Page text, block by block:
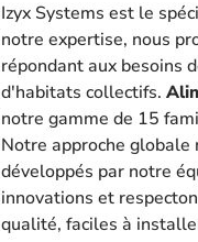
Izyx Systems est le
notre expertise, nous
répondant aux besoins
d'habitats collectifs.
notre gamme de 15
Notre approche globale
développés par notre
innovations et
qualité, faciles à